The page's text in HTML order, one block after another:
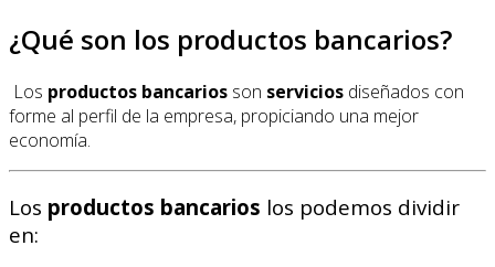
¿Qué son los productos bancarios?
Los productos bancarios son servicios diseñados con
forme al perfil de la empresa, propiciando una mejor
economía.
Los productos bancarios los podemos dividir
en: